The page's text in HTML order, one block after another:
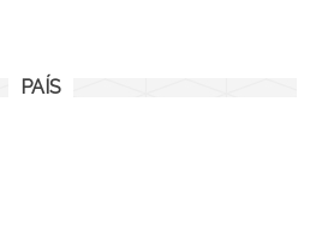
PAÍS